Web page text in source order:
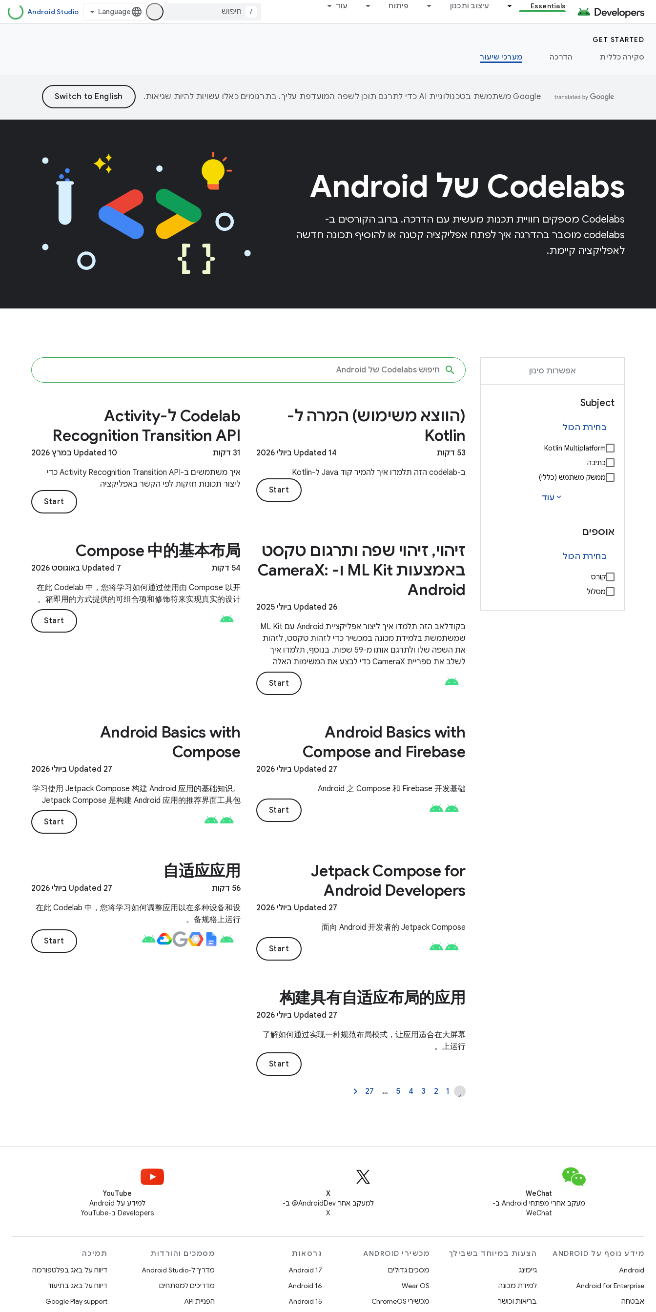
Essentials עיצוב ותכנון פיתוח עוד
/
Android Studio
GET STARTED
סקירה כללית
הדרכה מערכי שיעור
‫Google משתמשת בטכנולוגיית AI כדי לתרגם תוכן לשפה המועדפת עליך. בתרגומים כאלו עשויות להיות שגיאות.
Codelabs של Android
Codelabs מספקים חוויית תכנות מעשית עם הדרכה. ברוב הקורסים ב-
codelabs מוסבר בהדרגה איך לפתח אפליקציה קטנה או להוסיף תכונה חדשה
לאפליקציה קיימת.
אפשרות סינון
Subject
בחירת הכול
Kotlin Multiplatform
כתיבה
ממשק משתמש (כללי)
expand_more עוד
אוספים
בחירת הכול
קורס
מסלול
(הווצא משימוש) המרה ל-
Kotlin
53 דקות
Updated 14 ביולי 2026
ב-codelab הזה תלמדו איך להמיר קוד Java ל-Kotlin
Start
Codelab ל-Activity
Recognition Transition API
31 דקות
Updated 10 במרץ 2026
איך משתמשים ב-Activity Recognition Transition API כדי
ליצור תכונות חזקות לפי הקשר באפליקציה
Start
זיהוי, זיהוי שפה ותרגום טקסט
באמצעות ML Kit ו- CameraX:
Android
Updated 26 ביולי 2025
בקודלאב הזה תלמדו איך ליצור אפליקציית Android עם ML Kit
שמשתמשת בלמידת מכונה במכשיר כדי לזהות טקסט, לזהות
את השפה שלו ולתרגם אותו מ-59 שפות. בנוסף, תלמדו איך
לשלב את ספריית CameraX כדי לבצע את המשימות האלה
Start
Compose 中的基本布局
54 דקות
Updated 7 באוגוסט 2026
在此 Codelab 中，您将学习如何通过使用由 Compose 以开
箱即用的方式提供的可组合项和修饰符来实现真实的设计。
Start
Android Basics with
Compose and Firebase
Updated 27 ביולי 2026
Android 之 Compose 和 Firebase 开发基础
Start
Android Basics with
Compose
Updated 27 ביולי 2026
学习使用 Jetpack Compose 构建 Android 应用的基础知识。
Jetpack Compose 是构建 Android 应用的推荐界面工具包
Start
Jetpack Compose for
Android Developers
Updated 27 ביולי 2026
面向 Android 开发者的 Jetpack Compose
Start
自适应应用
56 דקות
Updated 27 ביולי 2026
在此 Codelab 中，您将学习如何调整应用以在多种设备和设
备规格上运行。
Start
构建具有自适应布局的应用
Updated 27 ביולי 2026
了解如何通过实现一种规范布局模式，让应用适合在大屏幕
上运行。
Start
1
2
3
4
5
…
27
WeChat
מעקב אחרי מפתחי Android ב-
WeChat
X
למעקב אחר ‎@AndroidDev ב-
X
YouTube
למידע על Android
Developers ב-YouTube
מידע נוסף על ANDROID
Android
Android for Enterprise
אבטחה
הצעות במיוחד בשבילך
גיימינג
למידת מכונה
בריאות וכושר
מכשירי ANDROID
מסכים גדולים
Wear OS
מכשירי ChromeOS
גרסאות
Android 17
Android 16
Android 15
מסמכים והורדות
מדריך ל-Android Studio
מדריכים למפתחים
הפניית API
תמיכה
דיווח על באג בפלטפורמה
דיווח על באג בתיעוד
Google Play support